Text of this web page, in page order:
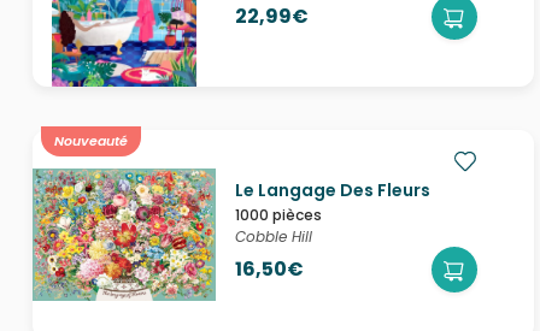
22,99€
Nouveauté
Le Langage Des Fleurs
1000 pièces
Cobble Hill
16,50€